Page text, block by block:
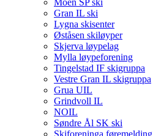
Moen SP ski
Gran IL ski
Lygna skisenter
Øståsen skiløyper
Skjerva løypelag
Mylla løypeforening
Tingelstad IF skigruppa
Vestre Gran IL skigruppa
Grua UIL
Grindvoll IL
NOIL
Søndre Ål SK ski
Skiforeninga føremelding